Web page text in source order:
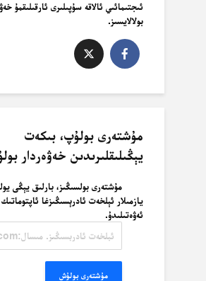
ئىجتىمائىي ئالاقە سۇپىلىرى ئارقىلىقمۇ
بولالايسىز.
مۇشتەرى بولۇپ، بىكەت
يېڭىلىقلىرىدىن خەۋەردار
مۇشتەرى بولسىڭىز، بارلىق يېڭى
يازمىلار ئېلخەت ئادرېسىڭىزغا ئاپتوماتىك
ئەۋەتىلىدۇ.
ئادرېسىڭىز.
مۇشتەرى بولۇش